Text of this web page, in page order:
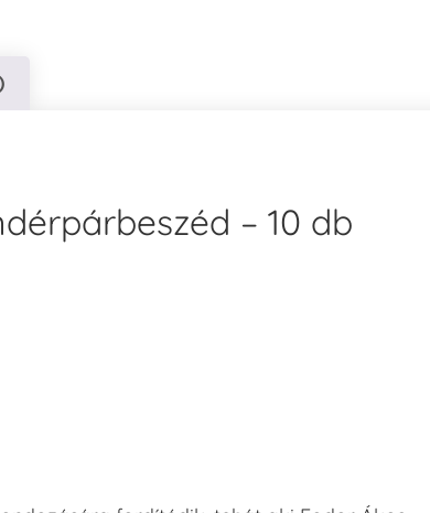
– 10 db